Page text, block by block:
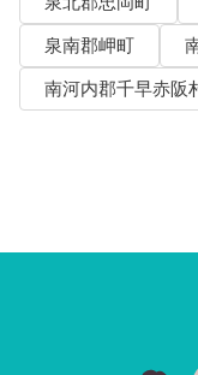
泉南郡岬町
南河内郡千早赤阪